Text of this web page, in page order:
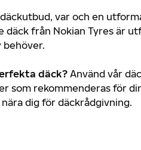
var och en
däck från Nokian Tyres är
behöver.
däck? Använd vår
som rekommenderas för
dig för däckrådgivning.